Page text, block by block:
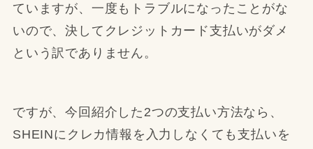
ていますが、一度もトラブルになったことがな
いので、決してクレジットカード支払いがダメ
という訳でありません。
ですが、今回紹介した2つの支払い方法なら、
SHEINにクレカ情報を入力しなくても支払いを